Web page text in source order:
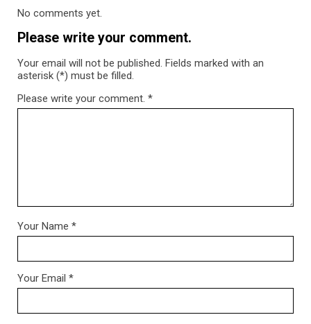
No comments yet.
Please write your comment.
Your email will not be published. Fields marked with an
asterisk (*) must be filled.
Please write your comment. *
Your Name *
Your Email *